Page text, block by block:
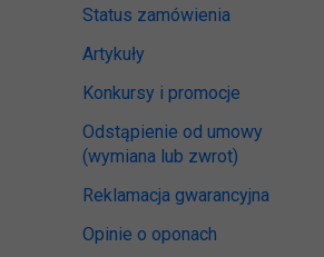
Status zamówienia
Artykuły
Konkursy i promocje
Odstąpienie od umowy
(wymiana lub zwrot)
Reklamacja gwarancyjna
Opinie o oponach